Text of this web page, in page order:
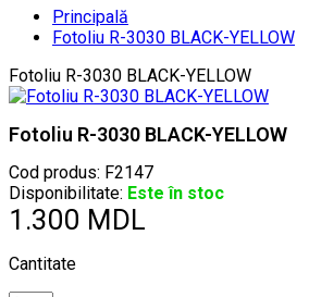
Principală
Fotoliu R-3030 BLACK-YELLOW
Fotoliu R-3030 BLACK-YELLOW
Fotoliu R-3030 BLACK-YELLOW
Cod produs: F2147
Disponibilitate: Este în stoc
1.300 MDL
Cantitate